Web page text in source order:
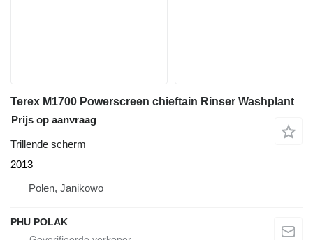
Terex M1700 Powerscreen chieftain Rinser Washplant
Prijs op aanvraag
Trillende scherm
2013
Polen, Janikowo
PHU POLAK